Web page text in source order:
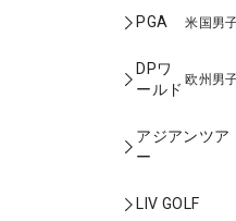
PGA 米国男
DPワ
ールド
欧州男
アジアンツア
ー
LIV GOLF